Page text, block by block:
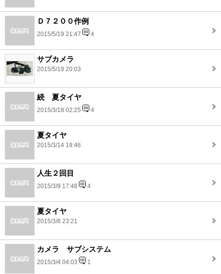
Ｄ７２００作例
2015/5/19 21:47 4
サブカメラ
2015/5/19 20:03
続 夏タイヤ
2015/3/18 02:25 4
夏タイヤ
2015/3/14 19:46
人生２回目
2015/3/9 17:48 4
夏タイヤ
2015/3/8 23:21
カメラ サブシステム
2015/3/4 04:03 1